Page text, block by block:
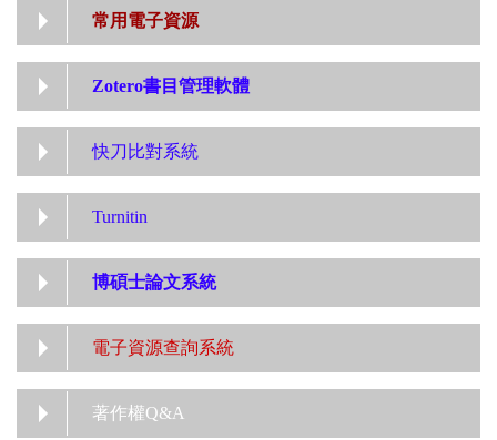
常用電子資源
Zotero書目管理軟體
快刀比對系統
Turnitin
博碩士論文系統
電子資源查詢系統
著作權Q&A